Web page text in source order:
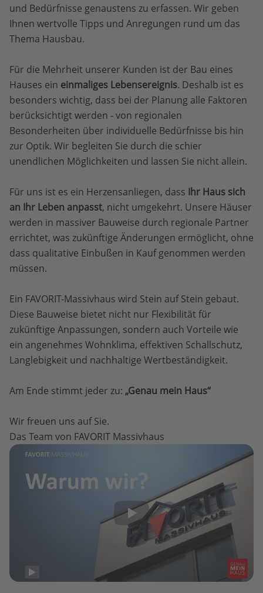
und Bedürfnisse genaustens zu erfassen. Wir geben
Ihnen wertvolle Tipps und Anregungen rund um das
Thema Hausbau.
Für die Mehrheit unserer Kunden ist der Bau eines
Hauses ein einmaliges Lebensereignis. Deshalb ist es
besonders wichtig, dass bei der Planung alle Faktoren
berücksichtigt werden - von regionalen
Besonderheiten über individuelle Bedürfnisse bis hin
zur Optik. Wir begleiten Sie durch die schier
unendlichen Möglichkeiten und lassen Sie nicht allein.
Für uns ist es ein Herzensanliegen, dass Ihr Haus sich
an Ihr Leben anpasst, nicht umgekehrt. Unsere Häuser
werden in massiver Bauweise durch regionale Partner
errichtet, was zukünftige Änderungen ermöglicht, ohne
dass qualitative Einbußen in Kauf genommen werden
müssen.
Ein FAVORIT-Massivhaus wird Stein auf Stein gebaut.
Diese Bauweise bietet nicht nur Flexibilität für
zukünftige Anpassungen, sondern auch Vorteile wie
ein angenehmes Wohnklima, effektiven Schallschutz,
Langlebigkeit und nachhaltige Wertbeständigkeit.
Am Ende stimmt jeder zu: „Genau mein Haus“
Wir freuen uns auf Sie.
Das Team von FAVORIT Massivhaus